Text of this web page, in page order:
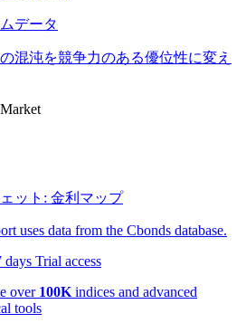
データ
混沌を競争力のある優位性に変え
ット: 金利マップ
uses data from the Cbonds database.
days Trial access
over 100K indices and advanced
tools